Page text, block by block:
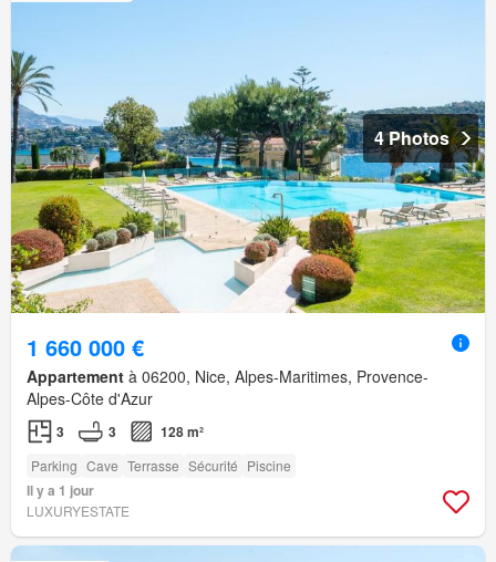
4 Photos
1 660 000 €
Appartement à 06200, Nice, Alpes-Maritimes, Provence-
Alpes-Côte d'Azur
3 3 128 m²
Parking Cave Terrasse Sécurité Piscine
Il y a 1 jour
LUXURYESTATE